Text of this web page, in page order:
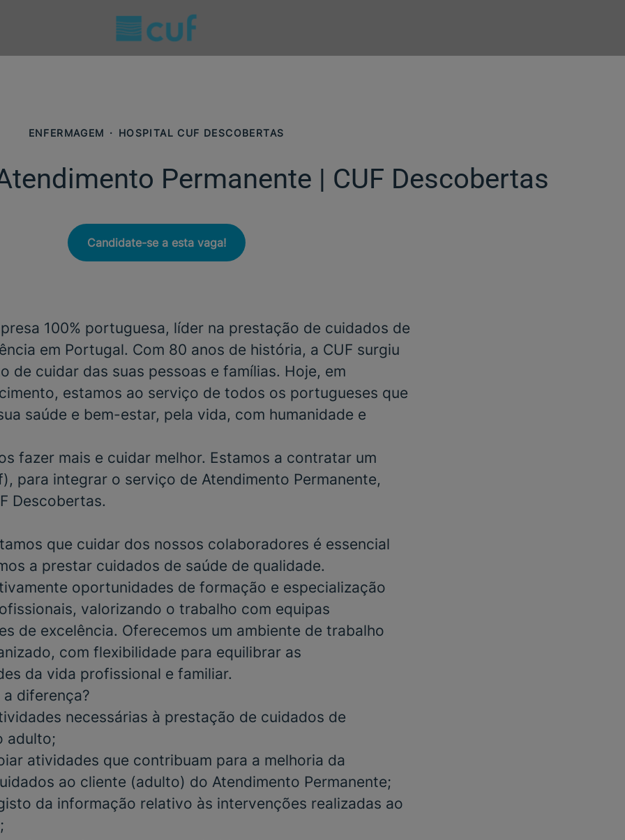
ENFERMAGEM · HOSPITAL CUF DESCOBERTAS
Permanente | CUF Descobertas
Candidate-se a esta vaga!
100% portuguesa, líder na prestação de cuidados de
em Portugal. Com 80 anos de história, a CUF surgiu
de cuidar das suas pessoas e famílias. Hoje, em
estamos ao serviço de todos os portugueses que
saúde e bem-estar, pela vida, com humanidade e
fazer mais e cuidar melhor. Estamos a contratar um
para integrar o serviço de Atendimento Permanente,
Descobertas.
que cuidar dos nossos colaboradores é essencial
a prestar cuidados de saúde de qualidade.
oportunidades de formação e especialização
valorizando o trabalho com equipas
de excelência. Oferecemos um ambiente de trabalho
com flexibilidade para equilibrar as
da vida profissional e familiar.
diferença?
necessárias à prestação de cuidados de
adulto;
atividades que contribuam para a melhoria da
ao cliente (adulto) do Atendimento Permanente;
da informação relativo às intervenções realizadas ao